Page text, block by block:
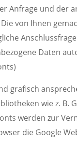
Anfrage und der
von Ihnen
Daten
grafisch
wie z. B.
werden zur
die Google